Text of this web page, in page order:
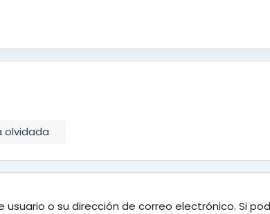
olvidada
o su dirección de correo electrónico. Si